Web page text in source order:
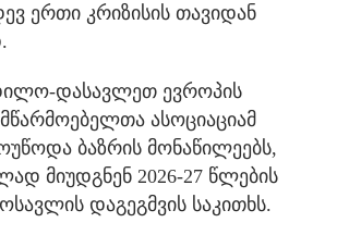
ერთი კრიზისის თავიდან
დასავლეთ ევროპის
ასოციაციამ
ბაზრის მონაწილეებს,
მიუდგნენ 2026-27 წლების
დაგეგმვის საკითხს.